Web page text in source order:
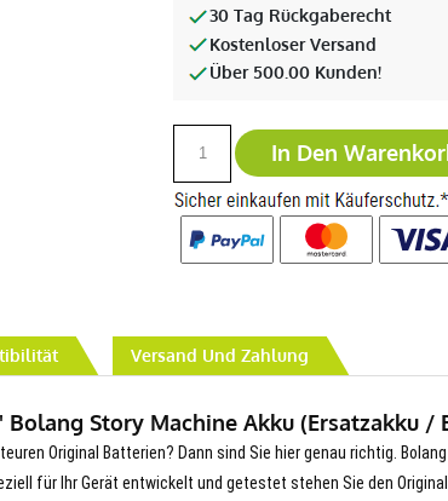
30 Tag Rückgaberecht
Kostenloser Versand
Über 500.00 Kunden!
In Den
Versand Und Zahlung
Story Machine Akku (Ersatzakku /
Original Batterien? Dann sind Sie hier genau richtig.
für Ihr Gerät entwickelt und getestet stehen Sie den